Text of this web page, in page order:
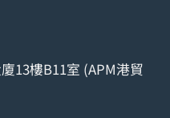
13樓B11室 (APM港貿